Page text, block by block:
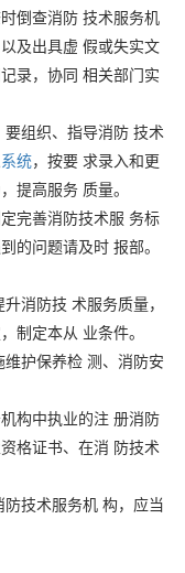
倒查消防 技术服务机
及出具虚 假或失实文
录，协同 相关部门实
组织、指导消防 技术
系统，按要 求录入和更
提高服务 质量。
完善消防技术服 务标
的问题请及时 报部。
消防技 术服务质量，
制定本从 业条件。
护保养检 测、消防安
构中执业的注 册消防
格证书、在消 防技术
技术服务机 构，应当